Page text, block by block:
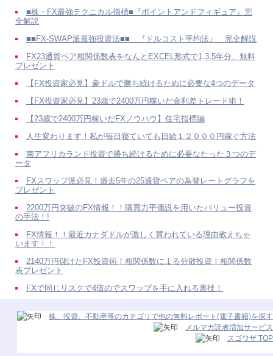
■株・FX最強テクニカル指標■『ポイントアンドフィギュア』完
全解説
■■FX-SWAP派最強投資法■■ 『ドルコスト平均法』 完全解説
FX23通貨ペア相関係数表をなんとEXCEL形式で1,3,5年分、無料
プレゼント
【FX投資家必見】豪ドルで勝ち続けるために必要な4つのデータ
【FX投資家必見】23歳で2400万円稼いだ金利差トレード術！
【23歳で2400万円稼いだFXノウハウ】住宅指標編
人生変わります！私が毎日寝ていても日給１２０００円稼ぐ方法
南アフリカランド投資で勝ち続けるために必要なたった３つのデ
ータ
FXスワップ派必見！過去5年の25通貨ペアの為替レートグラフを
プレゼント
2200万円突破のFX情報！！購買力平価説を用いたバリュー投資
の手法！!
FX情報！！最近カナダドルが激しく買われている理由教えちゃ
います！！
2140万円儲けたFX投資術！相関係数による分散投資！相関係数
表プレゼント
FXで同じリスクで4倍のでスワップを手に入れる裏技！
株、投資、不動産等のカテゴリで他の無料レポート(電子書籍)を探す
メルマガ読者増加サービス
スゴワザ TOP